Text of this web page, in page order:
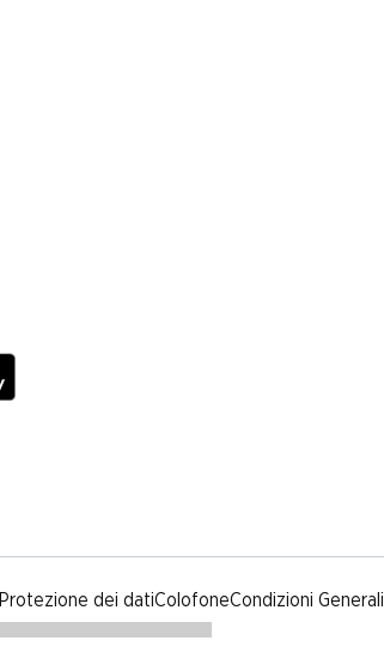
Protezione dei datiColofoneCondizioni Generali